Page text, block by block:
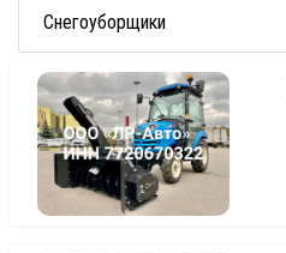
Снегоуборщики